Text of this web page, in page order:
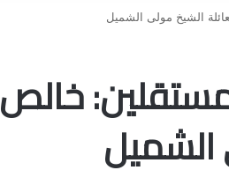
الشيخ مولى الشميل
خالص
الشميل